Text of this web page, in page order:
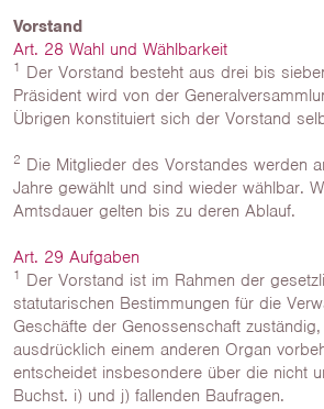
Vorstand
Art. 28 Wahl und Wählbarkeit
1 Der Vorstand besteht aus drei bis
Präsident wird von der
Übrigen konstituiert sich der Vorstand
2 Die Mitglieder des Vorstandes werden
Jahre gewählt und sind wieder wählbar.
Amtsdauer gelten bis zu deren Ablauf.
Art. 29 Aufgaben
1 Der Vorstand ist im Rahmen der
statutarischen Bestimmungen für die
Geschäfte der Genossenschaft
ausdrücklich einem anderen Organ
entscheidet insbesondere über die nicht
Buchst. i) und j) fallenden Baufragen.